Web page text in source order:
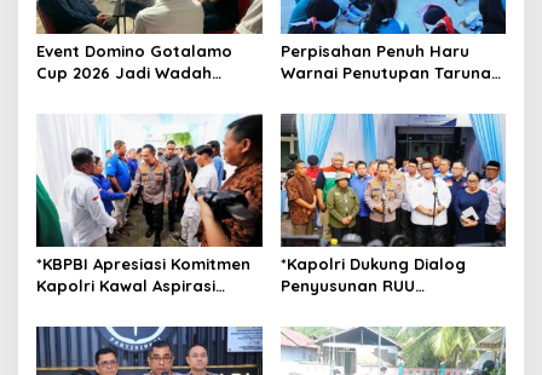
t
i
o
n
Event Domino Gotalamo
Cup 2026 Jadi Wadah
Kebersamaan Masyarakat
Perpisahan Penuh Haru
Warnai Penutupan Taruna
Kepulauan
*KBPBI Apresiasi Komitmen
Kapolri Kawal Aspirasi
Ketenagakerjaan*
*Kapolri Dukung Dialog
Penyusunan RUU
Jembatan Aspirasi Buruh*